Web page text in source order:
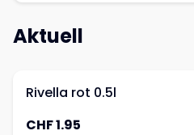
Aktuell
Rivella rot 0.5l
CHF 1.95